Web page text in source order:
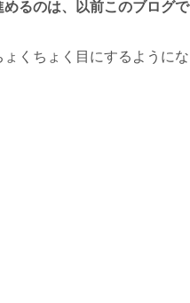
るのは、以前このブログで
くちょく目にするようにな